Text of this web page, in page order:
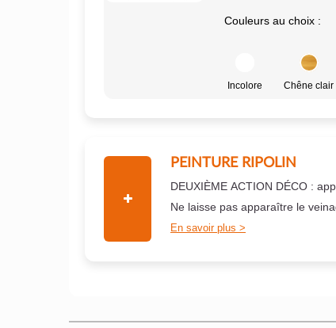
Couleurs au choix :
Incolore Chêne clair
PEINTURE RIPOLIN
DEUXIÈME ACTION DÉCO :
Ne laisse pas apparaître le
En savoir plus